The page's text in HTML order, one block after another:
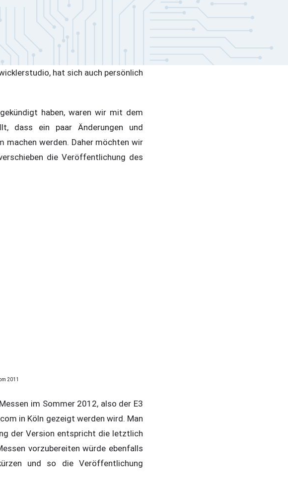
hat sich auch persönlich
haben, waren wir mit dem
dass ein paar Änderungen und
machen werden. Daher möchten wir
die Veröffentlichung des
2011
im Sommer 2012, also der E3
in Köln gezeigt werden wird. Man
der Version entspricht die letztlich
vorzubereiten würde ebenfalls
und so die Veröffentlichung